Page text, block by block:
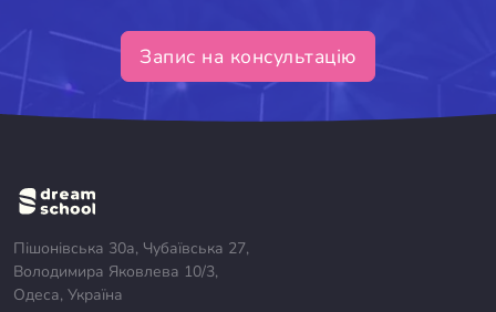
Запис на консультацію
Пішонівська 30а, Чубаївська 27,
Володимира Яковлева 10/3,
Одеса, Україна